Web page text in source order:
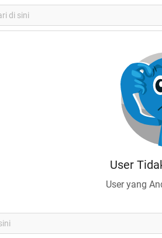
User
User yang